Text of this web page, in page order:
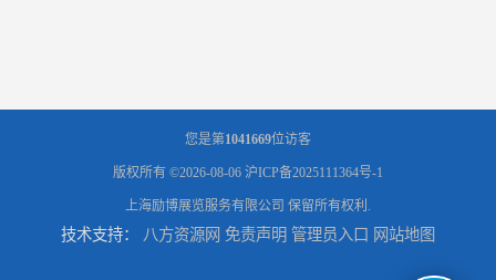
您是第1041669位访客
版权所有 ©2026-08-06 沪ICP备2025111364号-1
上海励博展览服务有限公司 保留所有权利.
技术支持： 八方资源网 免责声明 管理员入口 网站地图